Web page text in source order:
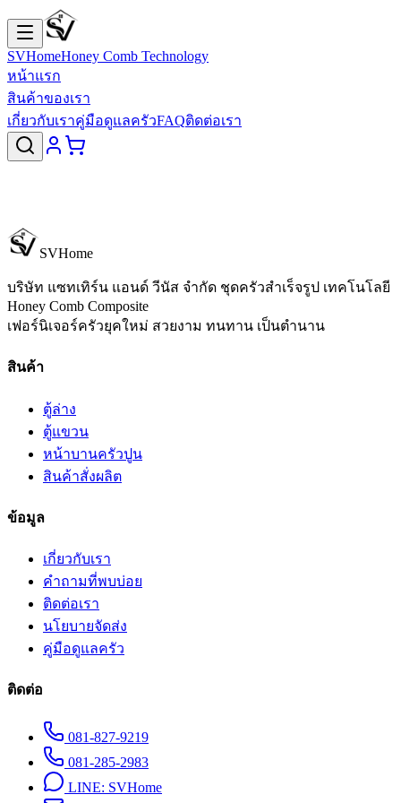
SVHomeHoney Comb Technology
หน้าแรก
สินค้าของเรา
เกี่ยวกับเราคู่มือดูแลครัวFAQติดต่อเรา
SVHome
บริษัท แซทเทิร์น แอนด์ วีนัส จำกัด ชุดครัวสำเร็จรูป เทคโนโลยี
Honey Comb Composite
เฟอร์นิเจอร์ครัวยุคใหม่ สวยงาม ทนทาน เป็นตำนาน
สินค้า
ตู้ล่าง
ตู้แขวน
หน้าบานครัวปูน
สินค้าสั่งผลิต
ข้อมูล
เกี่ยวกับเรา
คำถามที่พบบ่อย
ติดต่อเรา
นโยบายจัดส่ง
คู่มือดูแลครัว
ติดต่อ
081-827-9219
081-285-2983
LINE: SVHome